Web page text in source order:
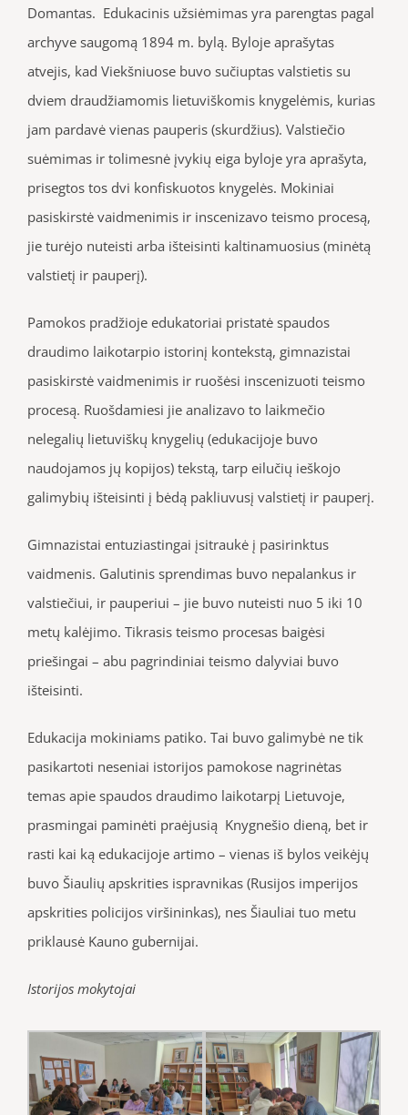
Domantas. Edukacinis užsiėmimas yra parengtas pagal
archyve saugomą 1894 m. bylą. Byloje aprašytas
atvejis, kad Viekšniuose buvo sučiuptas valstietis su
dviem draudžiamomis lietuviškomis knygelėmis, kurias
jam pardavė vienas pauperis (skurdžius). Valstiečio
suėmimas ir tolimesnė įvykių eiga byloje yra aprašyta,
prisegtos tos dvi konfiskuotos knygelės. Mokiniai
pasiskirstė vaidmenimis ir inscenizavo teismo procesą,
jie turėjo nuteisti arba išteisinti kaltinamuosius (minėtą
valstietį ir pauperį).
Pamokos pradžioje edukatoriai pristatė spaudos
draudimo laikotarpio istorinį kontekstą, gimnazistai
pasiskirstė vaidmenimis ir ruošėsi inscenizuoti teismo
procesą. Ruošdamiesi jie analizavo to laikmečio
nelegalių lietuviškų knygelių (edukacijoje buvo
naudojamos jų kopijos) tekstą, tarp eilučių ieškojo
galimybių išteisinti į bėdą pakliuvusį valstietį ir pauperį.
Gimnazistai entuziastingai įsitraukė į pasirinktus
vaidmenis. Galutinis sprendimas buvo nepalankus ir
valstiečiui, ir pauperiui – jie buvo nuteisti nuo 5 iki 10
metų kalėjimo. Tikrasis teismo procesas baigėsi
priešingai – abu pagrindiniai teismo dalyviai buvo
išteisinti.
Edukacija mokiniams patiko. Tai buvo galimybė ne tik
pasikartoti neseniai istorijos pamokose nagrinėtas
temas apie spaudos draudimo laikotarpį Lietuvoje,
prasmingai paminėti praėjusią Knygnešio dieną, bet ir
rasti kai ką edukacijoje artimo – vienas iš bylos veikėjų
buvo Šiaulių apskrities ispravnikas (Rusijos imperijos
apskrities policijos viršininkas), nes Šiauliai tuo metu
priklausė Kauno gubernijai.
Istorijos mokytojai